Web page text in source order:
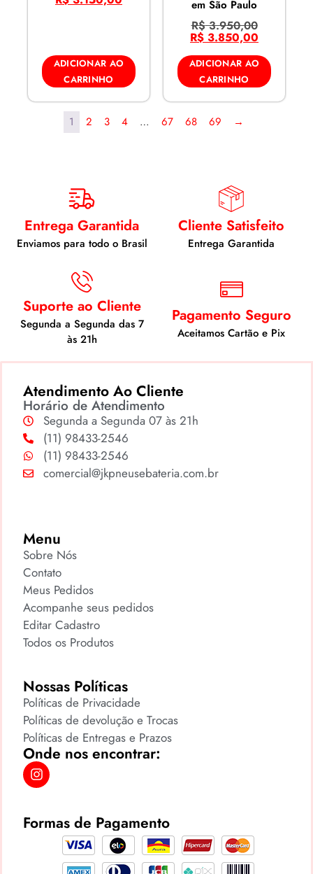
ADICIONAR AO
CARRINHO
em São Paulo
R$3.950,00
R$ 3.850,00
ADICIONAR AO
CARRINHO
1 2 3 4 … 67 68 69 →
Entrega Garantida
Enviamos para todo o Brasil
Cliente Satisfeito
Entrega Garantida
Suporte ao Cliente
Segunda a Segunda das 7
às 21h
Pagamento Seguro
Aceitamos Cartão e Pix
Atendimento Ao Cliente
Horário de Atendimento
Segunda a Segunda 07 às 21h
(11) 98433-2546
(11) 98433-2546
comercial@jkpneusebateria.com.br
Menu
Sobre Nós
Contato
Meus Pedidos
Acompanhe seus pedidos
Editar Cadastro
Todos os Produtos
Nossas Políticas
Políticas de Privacidade
Políticas de devolução e Trocas
Políticas de Entregas e Prazos
Onde nos encontrar:
Formas de Pagamento